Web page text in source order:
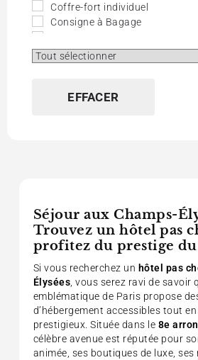
Coffre-fort individuel
Consigne à Bagage
Hôtel-restaurant
Mini-bar
EFFACER
Séjour aux Champs-
Trouvez un hôtel pas
profitez du prestige
Si vous recherchez un hôtel pas
Élysées , vous serez ravi de savoir
emblématique de Paris propose
d’hébergement accessibles tout
prestigieux. Située dans le 8e
célèbre avenue est réputée pour
animée, ses boutiques de luxe,